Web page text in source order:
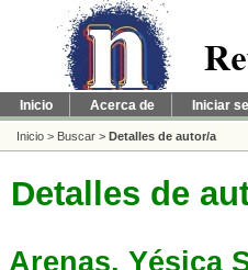
Inicio Acerca de Iniciar
Inicio > Buscar > Detalles de autor/a
Detalles de
Arenas, Yésica